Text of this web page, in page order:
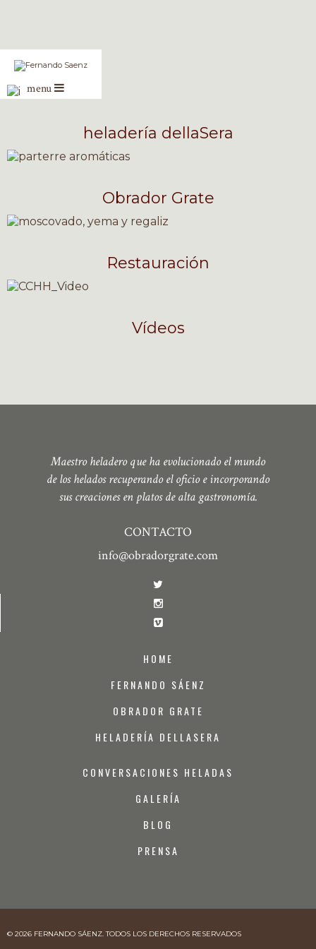
menu
heladería dellaSera
Obrador Grate
Restauración
Vídeos
Maestro heladero que ha evolucionado el mundo
de los helados recuperando el oficio e incorporando
sus creaciones en platos de alta gastronomía.
CONTACTO
info@obradorgrate.com
HOME
FERNANDO SÁENZ
OBRADOR GRATE
HELADERÍA DELLASERA
CONVERSACIONES HELADAS
GALERÍA
BLOG
PRENSA
© 2026 FERNANDO SÁENZ. TODOS LOS DERECHOS RESERVADOS